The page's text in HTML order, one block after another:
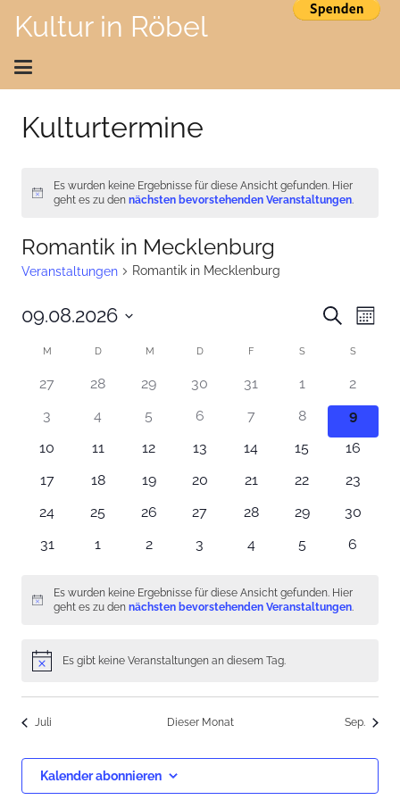
Kultur in Röbel
Kulturtermine
Hinweis
Es wurden keine Ergebnisse für diese Ansicht gefunden. Hier
geht es zu den nächsten bevorstehenden Veranstaltungen.
Romantik in Mecklenburg
Veranstaltungen Romantik in Mecklenburg
und
Suche
Monat
09.08.2026
Kalender
von
Veranstaltungen
M DDIENSTAGM MITTWOCH
DDONNERSTAG
F SSAMSTAGS
0
27
0
28
0
29
0
30
0
Veranstaltungen
31
0
1
0
2
0
3
0
4
0
5
0
6
0
Veranstaltungen
7
0
8
0
9
0
10
0
11
0
12
0
13
0
14
0
15
0
16
0
17
0
18
0
19
0
20
0
21
0
22
0
23
0
24
0
25
0
26
0
27
0
28
0
29
0
30
0
31
0
1
0
2
0
3
0
4
0
5
0
6
Hinweis
Es wurden keine Ergebnisse für diese Ansicht gefunden. Hier
geht es zu den nächsten bevorstehenden Veranstaltungen.
HinweisEs gibt keine Veranstaltungen an diesem Tag.
Juli Dieser Monat Sep.
Kalender abonnieren